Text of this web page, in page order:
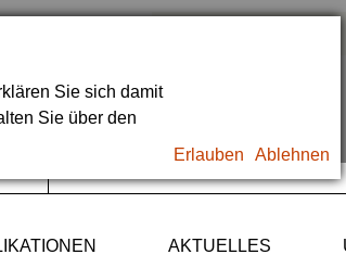
Sie sich damit
Sie über den
Erlauben Ablehnen
AKTUELLES